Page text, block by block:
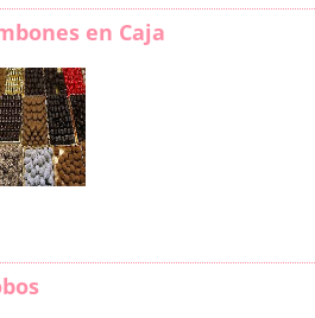
en Caja